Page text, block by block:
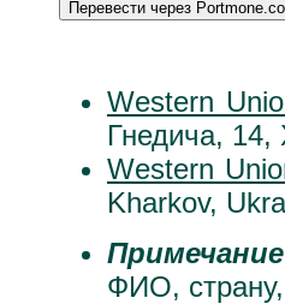
Перевести через
Western
Гнедича,
Western
Kharkov,
Примечание
ФИО,